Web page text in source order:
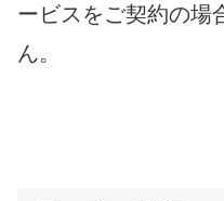
ービスをご契約の場
ん。